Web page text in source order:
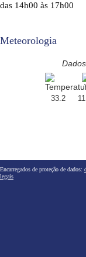
das 14h00 às 17h00
Meteorologia
33.2
Encarregados de proteção de dados:
legais